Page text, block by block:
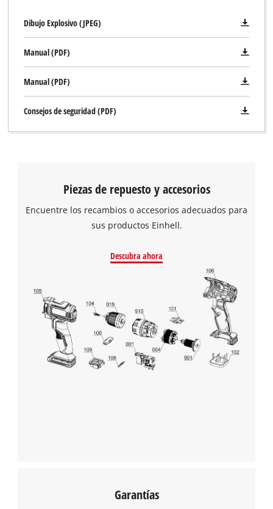
This content is not permitted to load due
to trackers that are not disclosed to the
visitor. The website owner needs to setup
the site with their CMP to add this content
Usercentrics Consent
Management Platform
Dibujo Explosivo (JPEG)
Manual (PDF)
Manual (PDF)
Consejos de seguridad (PDF)
Piezas de repuesto y accesorios
Encuentre los recambios o accesorios adecuados para
sus productos Einhell.
Descubra ahora
Garantías